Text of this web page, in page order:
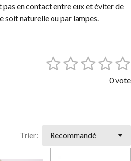
pas en contact entre eux et éviter de
soit naturelle ou par lampes.
1 2
l
3
l
4 5
é
l
v
0 vote
Trier: